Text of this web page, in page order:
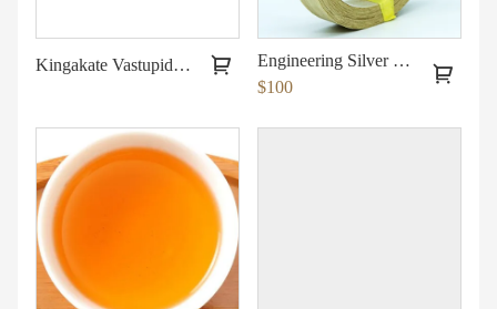
Kingakate Vastupidav veekindel king
Engineering Silver Pear Edge bänd
$100